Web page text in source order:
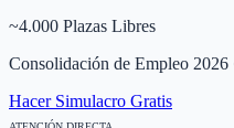
~4.000 Plazas Libres
Consolidación de Empleo 2026
Hacer Simulacro Gratis